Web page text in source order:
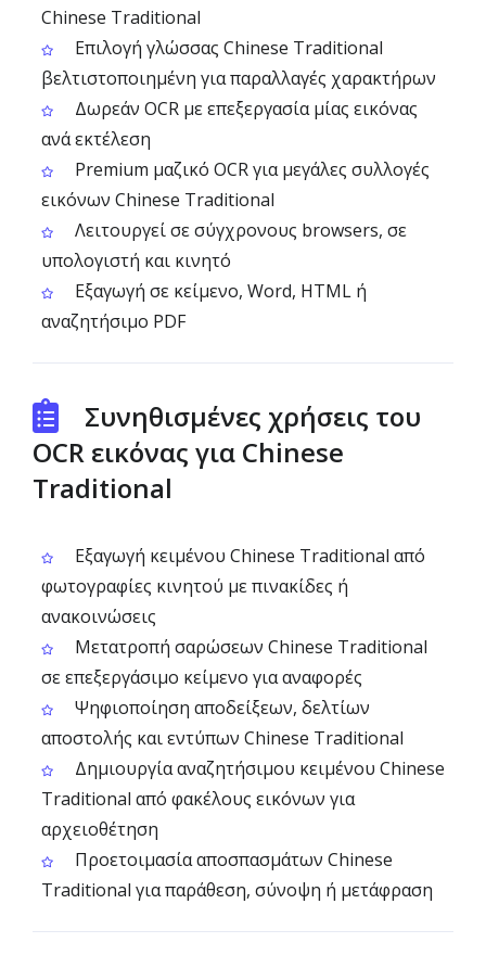
Chinese Traditional
Επιλογή γλώσσας Chinese Traditional
βελτιστοποιημένη για παραλλαγές χαρακτήρων
Δωρεάν OCR με επεξεργασία μίας εικόνας
ανά εκτέλεση
Premium μαζικό OCR για μεγάλες συλλογές
εικόνων Chinese Traditional
Λειτουργεί σε σύγχρονους browsers, σε
υπολογιστή και κινητό
Εξαγωγή σε κείμενο, Word, HTML ή
αναζητήσιμο PDF
Συνηθισμένες χρήσεις του
OCR εικόνας για Chinese
Traditional
Εξαγωγή κειμένου Chinese Traditional από
φωτογραφίες κινητού με πινακίδες ή
ανακοινώσεις
Μετατροπή σαρώσεων Chinese Traditional
σε επεξεργάσιμο κείμενο για αναφορές
Ψηφιοποίηση αποδείξεων, δελτίων
αποστολής και εντύπων Chinese Traditional
Δημιουργία αναζητήσιμου κειμένου Chinese
Traditional από φακέλους εικόνων για
αρχειοθέτηση
Προετοιμασία αποσπασμάτων Chinese
Traditional για παράθεση, σύνοψη ή μετάφραση